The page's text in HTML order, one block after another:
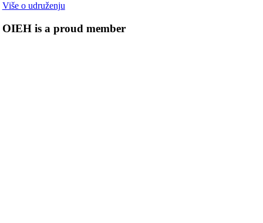
Više o udruženju
OIEH is a proud member